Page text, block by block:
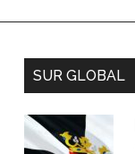
SUR GLOBAL